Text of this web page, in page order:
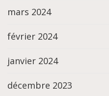
mars 2024
février 2024
janvier 2024
décembre 2023